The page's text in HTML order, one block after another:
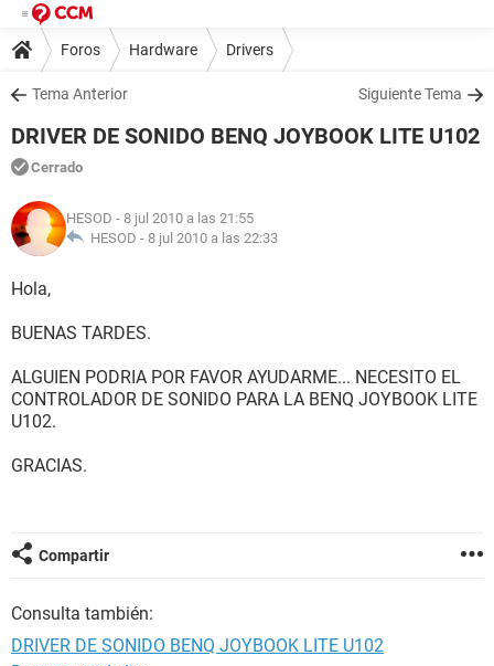
Foros Hardware Drivers
Tema Anterior Siguiente Tema
DRIVER DE SONIDO BENQ JOYBOOK LITE U102
Cerrado
HESOD - 8 jul 2010 a las 21:55
HESOD - 8 jul 2010 a las 22:33
Hola,
BUENAS TARDES.
ALGUIEN PODRIA POR FAVOR AYUDARME... NECESITO EL
CONTROLADOR DE SONIDO PARA LA BENQ JOYBOOK LITE
U102.
GRACIAS.
Compartir
Consulta también:
DRIVER DE SONIDO BENQ JOYBOOK LITE U102